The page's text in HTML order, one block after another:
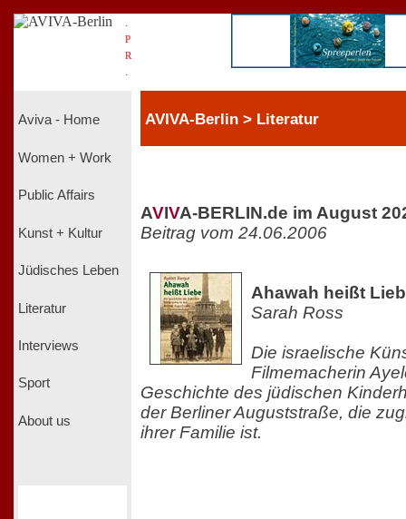
P
R
Aviva - Home
Women + Work
Public Affairs
Kunst + Kultur
Jüdisches Leben
Literatur
Interviews
Sport
About us
AVIVA-Berlin > Literatur
AVIVA-BERLIN.de im August
Beitrag vom 24.06.2006
Ahawah heißt
Sarah Ross
Die israelische
Filmemacherin
Geschichte des jüdischen
der Berliner Auguststraße, die
ihrer Familie ist.